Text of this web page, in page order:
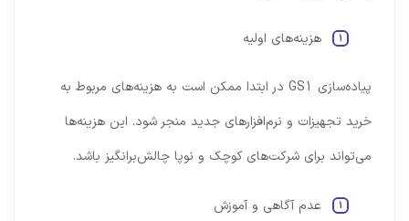
هزینه‌های اولیه
پیاده‌سازی GS1 در ابتدا ممکن است به هزینه‌های مربوط به
خرید تجهیزات و نرم‌افزارهای جدید منجر شود. این هزینه‌ها
می‌تواند برای شرکت‌های کوچک و نوپا چالش‌برانگیز باشد.
عدم آگاهی و آموزش